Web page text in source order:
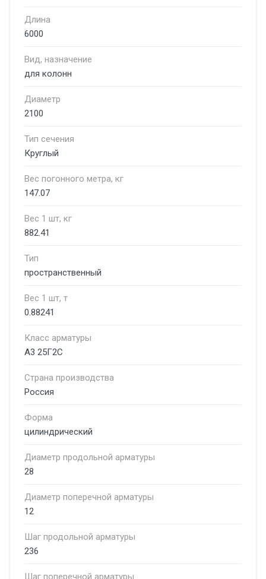
Длина
6000
Вид, назначение
для колонн
Диаметр
2100
Тип сечения
Круглый
Вес погонного метра, кг
147.07
Вес 1 шт, кг
882.41
Тип
пространственный
Вес 1 шт, т
0.88241
Класс арматуры
А3 25Г2С
Страна производства
Россия
Форма
цилиндрический
Диаметр продольной арматуры
28
Диаметр поперечной арматуры
12
Шаг продольной арматуры
236
Шаг поперечной арматуры